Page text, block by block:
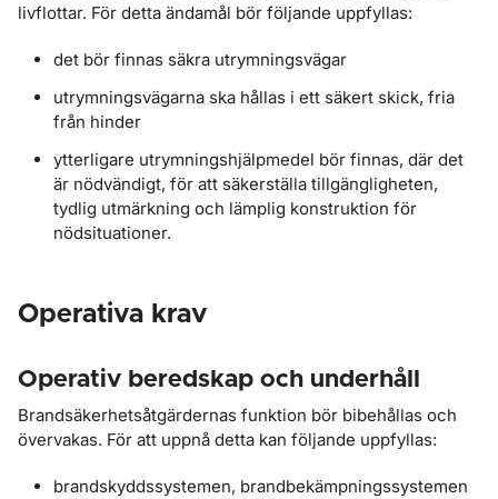
livflottar. För detta ändamål bör följande uppfyllas:
det bör finnas säkra utrymningsvägar
utrymningsvägarna ska hållas i ett säkert skick, fria
från hinder
ytterligare utrymningshjälpmedel bör finnas, där det
är nödvändigt, för att säkerställa tillgängligheten,
tydlig utmärkning och lämplig konstruktion för
nödsituationer.
Operativa krav
Operativ beredskap och underhåll
Brandsäkerhetsåtgärdernas funktion bör bibehållas och
övervakas. För att uppnå detta kan följande uppfyllas:
brandskyddssystemen, brandbekämpningssystemen